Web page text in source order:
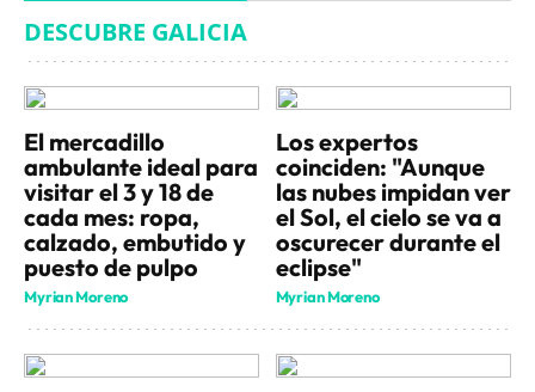
DESCUBRE GALICIA
El mercadillo
ambulante ideal para
visitar el 3 y 18 de
cada mes: ropa,
calzado, embutido y
puesto de pulpo
Myrian Moreno
Los expertos
coinciden: "Aunque
las nubes impidan ver
el Sol, el cielo se va a
oscurecer durante el
eclipse"
Myrian Moreno